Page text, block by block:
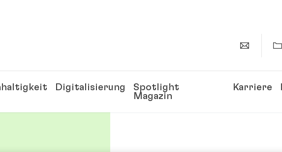
Digitalisierung
Spotlight
Magazin
Karriere